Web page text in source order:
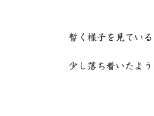
暫く様子を見てい
少し落ち着いたよ